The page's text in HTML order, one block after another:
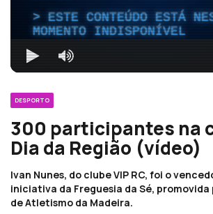
ESTE CONTEÚDO ESTÁ
MOMENTO INDISPONÍVEL
DESPORTO
300 participantes na
Dia da Região (vídeo)
Ivan Nunes, do clube VIP RC, foi o
iniciativa da Freguesia da Sé, promovida
de Atletismo da Madeira.